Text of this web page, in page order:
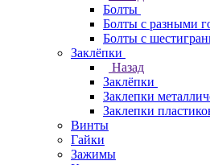
Болты
Болты с разными
Болты с
Заклёпки
Назад
Заклёпки
Заклепки
Заклепки
Винты
Гайки
Зажимы